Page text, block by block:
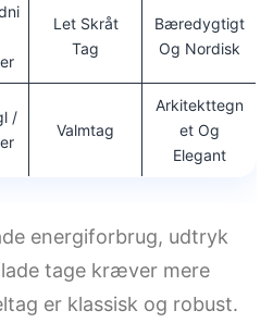
Let Skråt
Tag
Bæredygtigt
Og Nordisk
/
Valmtag
Arkitekttegn
Et Og
Elegant
energiforbrug, udtryk
tage kræver mere
er klassisk og robust.